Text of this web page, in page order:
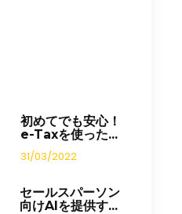
初めてでも安心！
e-Taxを使った...
31/03/2022
セールスパーソン
向けAIを提供す...